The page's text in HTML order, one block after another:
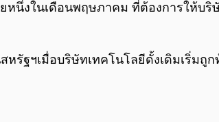
หนึ่งในเดือนพฤษภาคม ที่ต้องการให้บ
รัฐฯเมื่อบริษัทเทคโนโลยีดั้งเดิมเริ่ม